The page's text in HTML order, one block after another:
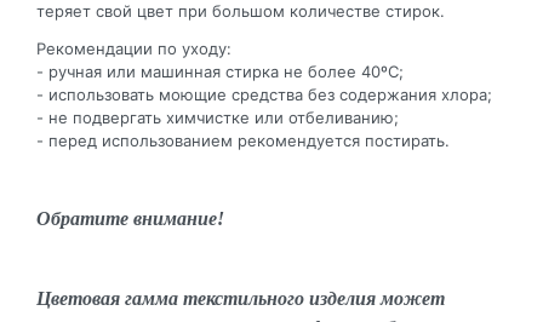
теряет свой цвет при большом количестве стирок.
Рекомендации по уходу:
- ручная или машинная стирка не более 40ºС;
- использовать моющие средства без содержания хлора;
- не подвергать химчистке или отбеливанию;
- перед использованием рекомендуется постирать.
Обратите внимание!
Цветовая гамма текстильного изделия может